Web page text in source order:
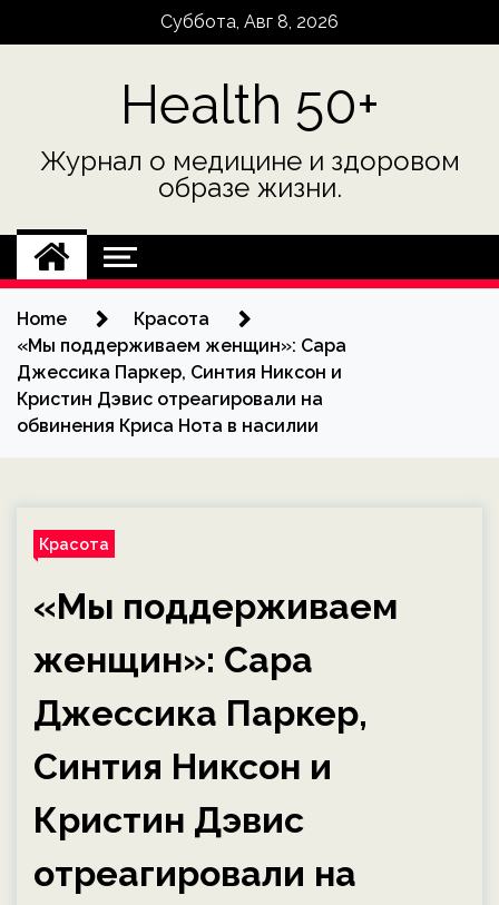
Суббота, Авг 8, 2026
Health 50+
Журнал о медицине и здоровом
образе жизни.
Home
Красота
«Мы поддерживаем женщин»: Сара
Джессика Паркер, Синтия Никсон и
Кристин Дэвис отреагировали на
обвинения Криса Нота в насилии
Красота
«Мы поддерживаем
женщин»: Сара
Джессика Паркер,
Синтия Никсон и
Кристин Дэвис
отреагировали на